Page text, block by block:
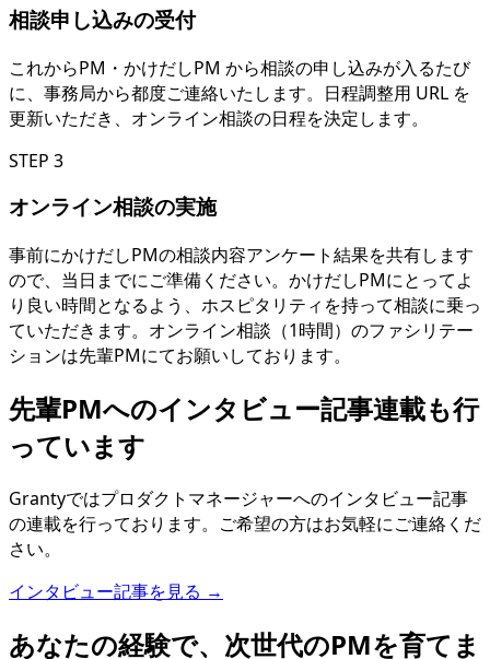
相談申し込みの受付
これからPM・かけだしPM から相談の申し込みが入るたび
に、事務局から都度ご連絡いたします。日程調整用 URL を
更新いただき、オンライン相談の日程を決定します。
STEP 3
オンライン相談の実施
事前にかけだしPMの相談内容アンケート結果を共有します
ので、当日までにご準備ください。かけだしPMにとってよ
り良い時間となるよう、ホスピタリティを持って相談に乗っ
ていただきます。オンライン相談（1時間）のファシリテー
ションは先輩PMにてお願いしております。
先輩PMへのインタビュー記事連載も行
っています
Grantyではプロダクトマネージャーへのインタビュー記事
の連載を行っております。ご希望の方はお気軽にご連絡くだ
さい。
インタビュー記事を見る →
あなたの経験で、次世代のPMを育てま